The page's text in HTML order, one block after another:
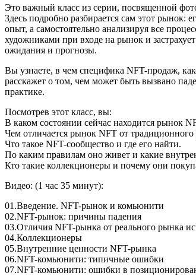
Это важный класс из серии, посвященной
Здесь подробно разбирается сам этот рынок:
опыт, а самостоятельно анализируя все
художниками при входе на рынок и
ожидания и прогнозы.
Вы узнаете, в чем специфика NFT-продаж,
расскажет о том, чем может быть вызвано
практике.
Посмотрев этот класс, вы:
В каком состоянии сейчас находится рынок
Чем отличается рынок NFT от традиционного
Что такое NFT-сообщество и где его найти.
По каким правилам оно живет и какие
Кто такие коллекционеры и почему они
Видео: (1 час 35 минут):
01.Введение. NFT-рынок и комьюнити
02.NFT-рынок: причины падения
03.Отличия NFT-рынка от реального рынка
04.Коллекционеры
05.Внутренние ценности NFT-рынка
06.NFT-комьюнити: типичные ошибки
07.NFT-комьюнити: ошибки в